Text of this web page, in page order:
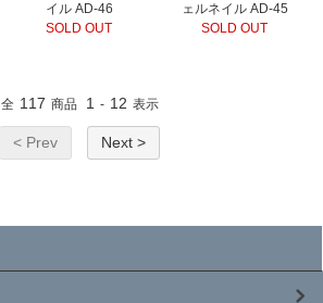
イル AD-46
SOLD OUT
ェルネイル AD-45
SOLD OUT
全 117 商品 1 - 12 表示
< Prev Next >